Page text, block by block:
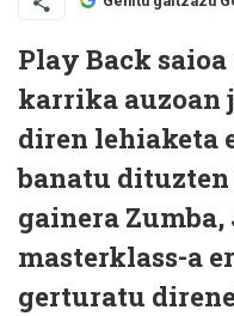
Play Back
karrika auzoan
diren lehiaketa
banatu dituzten
gainera
masterklass-a
gerturatu